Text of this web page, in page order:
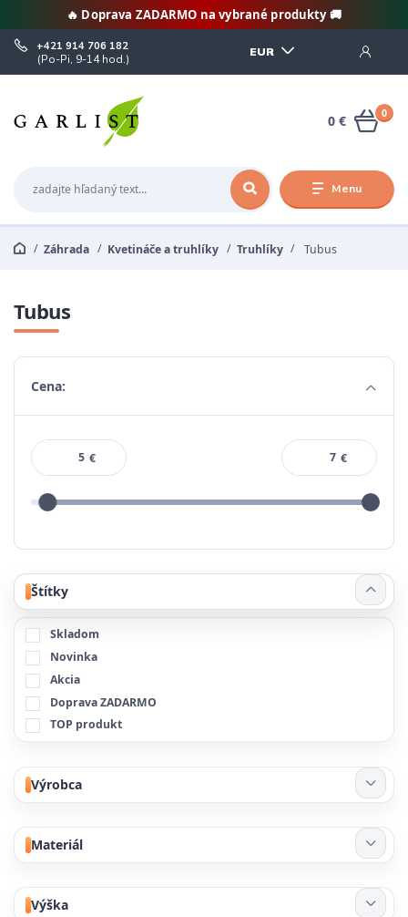
🔥 Doprava ZADARMO na vybrané produkty 🚚
Menu
EUR
+421 914 706 182
(Po-Pi, 9-14 hod.)
0
0 €
Záhrada Kvetináče a truhlíky Truhlíky Tubus
Tubus
Cena:
€ €
Štítky
Skladom
Novinka
Akcia
Doprava ZADARMO
TOP produkt
Výrobca
Materiál
Výška